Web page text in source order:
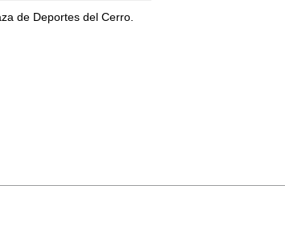
de Deportes del Cerro.